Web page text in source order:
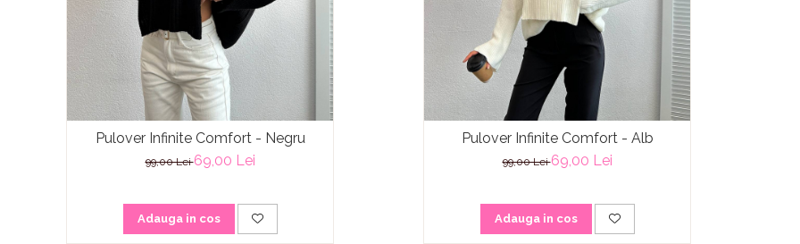
Pulover Infinite Comfort - Negru
99,00 Lei69,00 Lei
Adauga in cos
Pulover Infinite Comfort - Alb
99,00 Lei69,00 Lei
Adauga in cos